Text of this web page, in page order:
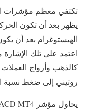
تكتفي معظم مؤشرات
يظهر بعد أن تكون
الهيستوغرام بعد أن
اعتمد على تلك
كالذهب وأزواج
روتيني إلى ضغط نسبة